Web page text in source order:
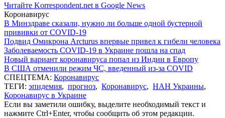
Читайте Korrespondent.net в Google News
Коронавирус
В Минздраве сказали, нужно ли больше одной бустерной
прививки от COVID-19
Подвид Омикрона Arcturus впервые привел к гибели человека
Заболеваемость COVID-19 в Украине пошла на спад
Новый вариант коронавируса попал из Индии в Европу
В США отменили режим ЧС, введенный из-за COVID
СПЕЦТЕМА: Коронавирус
ТЕГИ: эпидемия, прогноз, Коронавирус, НАН Украины,
Коронавирус в Украине
Если вы заметили ошибку, выделите необходимый текст и
нажмите Ctrl+Enter, чтобы сообщить об этом редакции.